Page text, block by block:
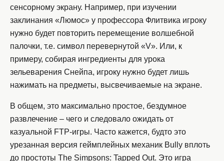
сенсорному экрану. Например, при изучении
заклинания «Люмос» у профессора Флитвика игроку
нужно будет повторить перемещение волшебной
палочки, т.е. символ перевернутой «V». Или, к
примеру, собирая ингредиенты для урока
зельеварения Снейпа, игроку нужно будет лишь
нажимать на предметы, высвечиваемые на экране.
В общем, это максимально простое, бездумное
развлечение – чего и следовало ожидать от
казуальной FTP-игры. Часто кажется, будто это
урезанная версия геймплейных механик Bully вплоть
до простоты The Simpsons: Tapped Out. Это игра